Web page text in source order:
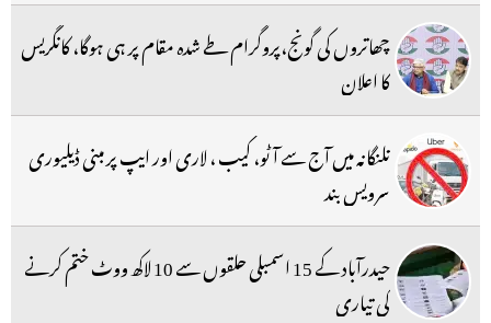
چھاتروں کی گونج،پروگرام طے شدہ مقام پر ہی ہوگا، کانگریس
کا اعلان
تلنگانہ میں آج سے آٹو، کیب ، لاری اور ایپ پر مبنی ڈیلیوری
سرویس بند
حیدرآباد کے 15 اسمبلی حلقوں سے 10 لاکھ ووٹ ختم کرنے
کی تیاری